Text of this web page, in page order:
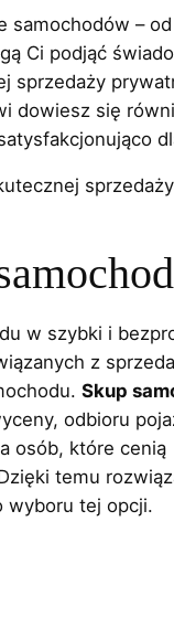
samochodów –
Ci podjąć
sprzedaży
dowiesz się
w szybki i
z
Skup
odbioru
osób, które cenią
temu
wyboru tej opcji.